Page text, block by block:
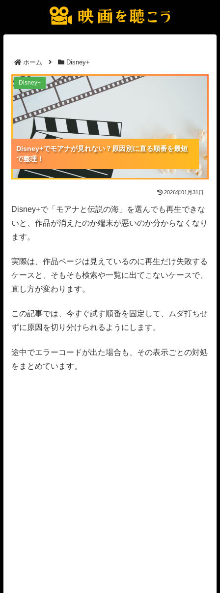
ホーム Disney+
Disney+でモアナが見れない？原因別に直る順番を最
短で整理！
Disney+でモアナが見れない？原因別に直る順番を最短
で整理！
Disney+でモアナが見れない？原因別に直る順番を最短
で整理！
Disney+でモアナが見れない？原因別に直る順番を最短
で整理！
Disney+
2026年01月31日
Disney+で「モアナと伝説の海」を選んでも再生できな
いと、作品が消えたのか端末が悪いのか分からなくなり
ます。
実際は、作品ページは見えているのに再生だけ失敗する
ケースと、そもそも検索や一覧に出てこないケースで、
直し方が変わります。
この記事では、今すぐ試す順番を固定して、ムダ打ちせ
ずに原因を切り分けられるようにします。
途中でエラーコードが出た場合も、その表示ごとの対処
をまとめています。